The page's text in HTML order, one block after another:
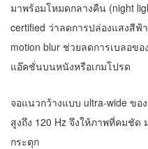
มาพร้อมโหมดกลางคืน (night
certified ว่าลดการปล่องแสงสีฟ้
motion blur ช่วยลดการเบลอข
แอ๊คชั่นบนหนังหรือเกมโปรด
จอแนวกว้างแบบ ultra-wide ขอ
สูงถึง 120 Hz จึงให้ภาพที่คมชัด
กระตุก